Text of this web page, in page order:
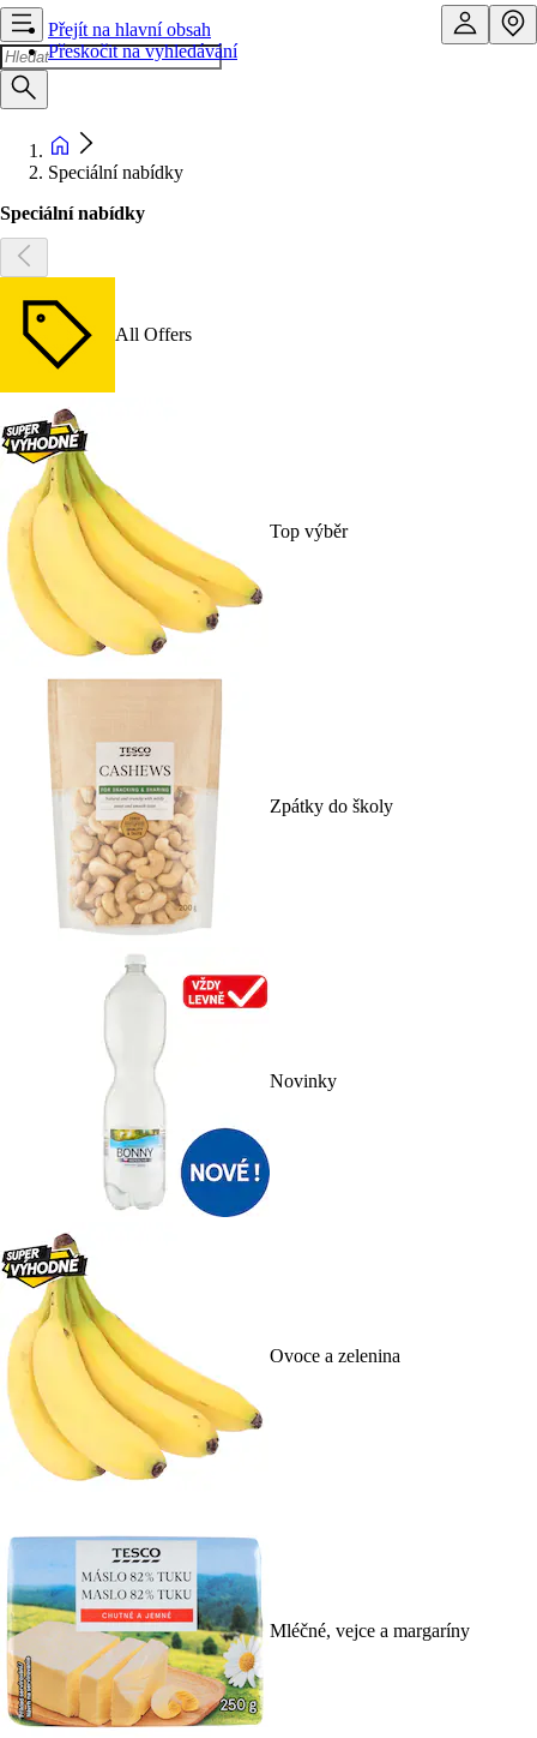
Přejít na hlavní obsah
Přeskočit na vyhledávání
Speciální nabídky
Speciální nabídky
All Offers
Top výběr
Zpátky do školy
Novinky
Ovoce a zelenina
Mléčné, vejce a margaríny